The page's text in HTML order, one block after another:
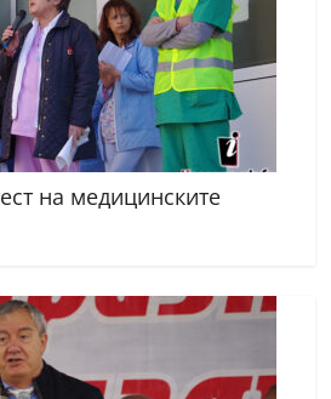
на медицинските